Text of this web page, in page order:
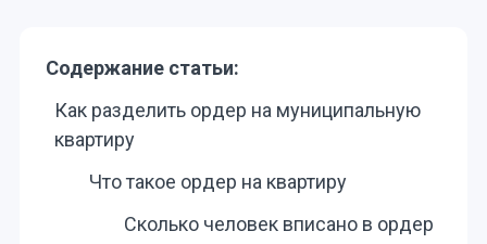
Содержание статьи:
Как разделить ордер на муниципальную
квартиру
Что такое ордер на квартиру
Сколько человек вписано в ордер